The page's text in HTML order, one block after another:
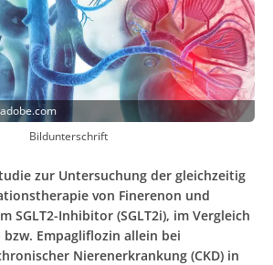
Bildunterschrift
zur Untersuchung der gleichzeitig
von Finerenon und
SGLT2-Inhibitor (SGLT2i), im Vergleich
Empagliflozin allein bei
Nierenerkrankung (CKD) in